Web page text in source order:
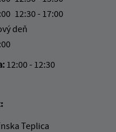
12:30 - 17:00
deň
12:00 - 12:30
Teplica